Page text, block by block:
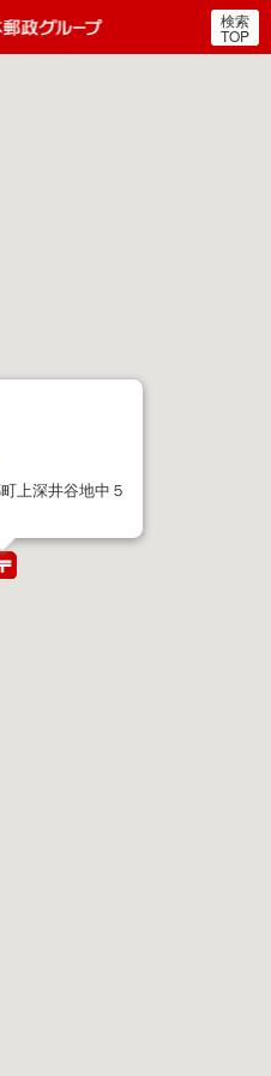
郵便局・日本郵政グルー
検索
TOP
上深井谷地中５